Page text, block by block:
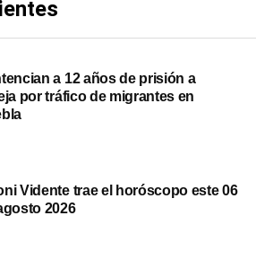
a 12 años de prisión a
por tráfico de migrantes en
Vidente trae el horóscopo este 06
2026